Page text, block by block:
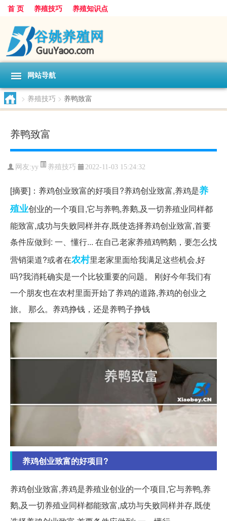
首 页 养殖技巧 养殖知识点
网站导航
> 养殖技巧 > 养鸭致富
养鸭致富
网友:yy 养殖技巧 2022-11-03 15:24:32
[摘要]：养鸡创业致富的好项目?养鸡创业致富,养鸡是养
殖业创业的一个项目,它与养鸭,养鹅,及一切养殖业同样都
能致富,成功与失败同样并存,既使选择养鸡创业致富,首要
条件应做到: 一、懂行... 在自己老家养殖鸡鸭鹅，要怎么找
营销渠道?或者在农村里老家里面给我满足这些机会,好
吗?我消耗确实是一个比较重要的问题。 刚好今年我们有
一个朋友也在农村里面开始了养鸡的道路,养鸡的创业之
旅。 那么。养鸡挣钱，还是养鸭子挣钱
养鸡创业致富的好项目?
养鸡创业致富,养鸡是养殖业创业的一个项目,它与养鸭,养
鹅,及一切养殖业同样都能致富,成功与失败同样并存,既使